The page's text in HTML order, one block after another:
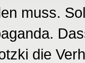
muss.
die